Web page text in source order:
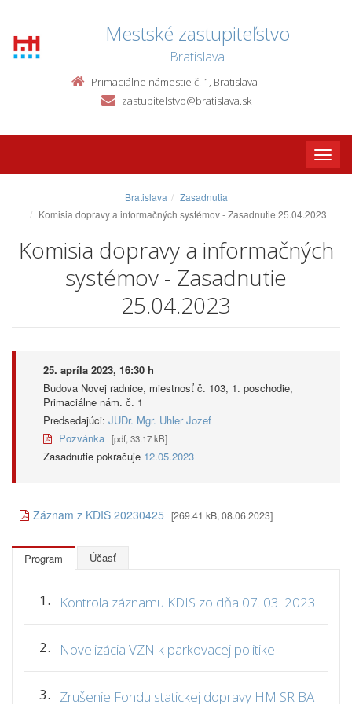
Mestské zastupiteľstvo
Bratislava
Primaciálne námestie č. 1, Bratislava
zastupitelstvo@bratislava.sk
Toggle
Bratislava
Zasadnutia
Komisia dopravy a informačných systémov - Zasadnutie 25.04.2023
Komisia dopravy a informačných
systémov - Zasadnutie
25.04.2023
25. apríla 2023, 16:30 h
Budova Novej radnice, miestnosť č. 103, 1. poschodie,
Primaciálne nám. č. 1
Predsedajúci: JUDr. Mgr. Uhler Jozef
Pozvánka [pdf, 33.17 kB]
Zasadnutie pokračuje 12.05.2023
Záznam z KDIS 20230425 [269.41 kB, 08.06.2023]
Program Účasť
1. Kontrola záznamu KDIS zo dňa 07. 03. 2023
2. Novelizácia VZN k parkovacej politike
3. Zrušenie Fondu statickej dopravy HM SR BA